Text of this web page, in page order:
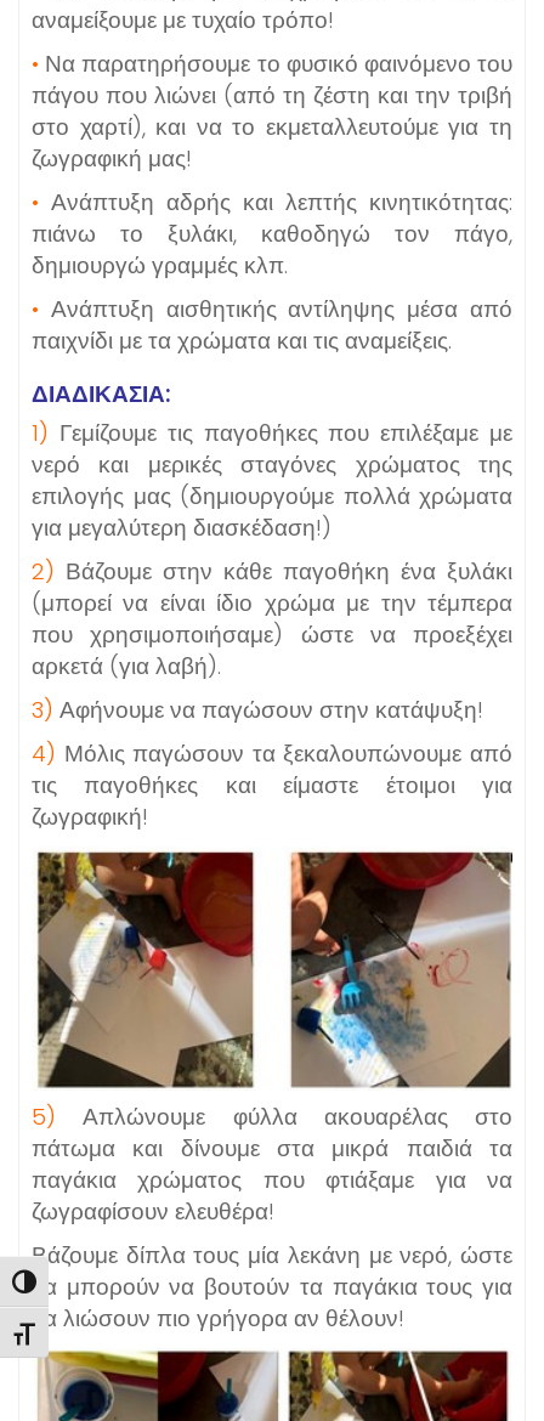
Εναλλαγή Υψηλής Αντίθεσης
Εναλλαγή Μεγέθους Γραμμάτων
αναμείξουμε με τυχαίο τρόπο!
• Να παρατηρήσουμε το φυσικό φαινόμενο του
πάγου που λιώνει (από τη ζέστη και την τριβή
στο χαρτί), και να το εκμεταλλευτούμε για τη
ζωγραφική μας!
• Ανάπτυξη αδρής και λεπτής κινητικότητας:
πιάνω το ξυλάκι, καθοδηγώ τον πάγο,
δημιουργώ γραμμές κλπ.
• Ανάπτυξη αισθητικής αντίληψης μέσα από
παιχνίδι με τα χρώματα και τις αναμείξεις.
ΔΙΑΔΙΚΑΣΙΑ:
1) Γεμίζουμε τις παγοθήκες που επιλέξαμε με
νερό και μερικές σταγόνες χρώματος της
επιλογής μας (δημιουργούμε πολλά χρώματα
για μεγαλύτερη διασκέδαση!)
2) Βάζουμε στην κάθε παγοθήκη ένα ξυλάκι
(μπορεί να είναι ίδιο χρώμα με την τέμπερα
που χρησιμοποιήσαμε) ώστε να προεξέχει
αρκετά (για λαβή).
3) Αφήνουμε να παγώσουν στην κατάψυξη!
4) Μόλις παγώσουν τα ξεκαλουπώνουμε από
τις παγοθήκες και είμαστε έτοιμοι για
ζωγραφική!
5) Απλώνουμε φύλλα ακουαρέλας στο
πάτωμα και δίνουμε στα μικρά παιδιά τα
παγάκια χρώματος που φτιάξαμε για να
ζωγραφίσουν ελευθέρα!
Βάζουμε δίπλα τους μία λεκάνη με νερό, ώστε
να μπορούν να βουτούν τα παγάκια τους για
να λιώσουν πιο γρήγορα αν θέλουν!